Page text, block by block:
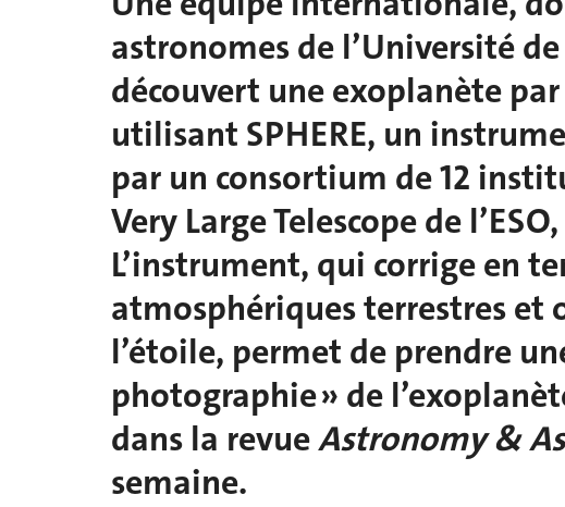
astronomes de l’Université
découvert une exoplanète
utilisant SPHERE, un
par un consortium de 12
Very Large Telescope de
L’instrument, qui corrige en
atmosphériques terrestres et
l’étoile, permet de prendre
photographie » de
dans la revueAstronomy &
semaine.